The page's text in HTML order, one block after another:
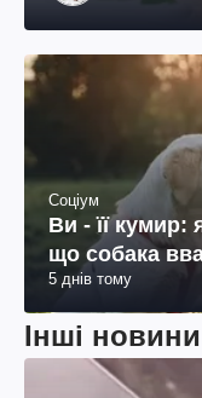
Соціум
Ви - її кумир:
що собака
5 днів тому
Інші новини